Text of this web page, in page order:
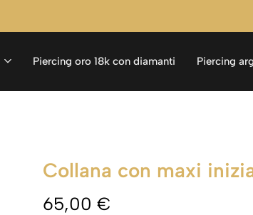
Piercing oro 18k con diamanti Piercing
Collana con maxi
65,00€